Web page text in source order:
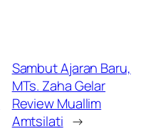
Sambut Ajaran Baru,
MTs. Zaha Gelar
Review Muallim
Amtsilati →